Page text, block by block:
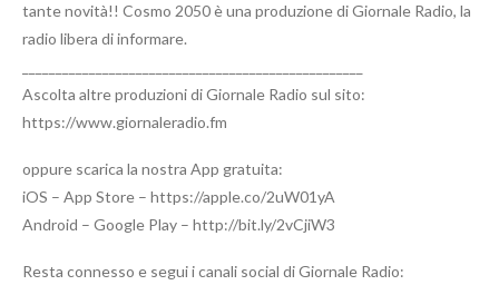
tante novità!! Cosmo 2050 è una produzione di Giornale Radio, la
radio libera di informare.
Ascolta altre produzioni di Giornale Radio sul sito:
https://www.giornaleradio.fm
oppure scarica la nostra App gratuita:
iOS – App Store – https://apple.co/2uW01yA
Android – Google Play – http://bit.ly/2vCjiW3
Resta connesso e segui i canali social di Giornale Radio: